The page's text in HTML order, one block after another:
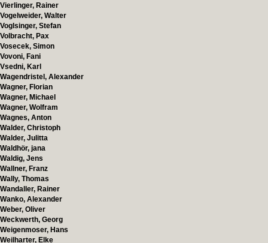
Vierlinger, Rainer
Vogelweider, Walter
Voglsinger, Stefan
Volbracht, Pax
Vosecek, Simon
Vovoni, Fani
Vsedni, Karl
Wagendristel, Alexander
Wagner, Florian
Wagner, Michael
Wagner, Wolfram
Wagnes, Anton
Walder, Christoph
Walder, Julitta
Waldhör, jana
Waldig, Jens
Wallner, Franz
Wally, Thomas
Wandaller, Rainer
Wanko, Alexander
Weber, Oliver
Weckwerth, Georg
Weigenmoser, Hans
Weilharter, Elke